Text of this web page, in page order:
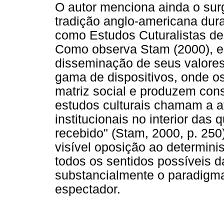
O autor menciona ainda o
tradição anglo-americana
como Estudos Cuturalistas
Como observa Stam (2000),
disseminação de seus
gama de dispositivos, onde
matriz social e produzem
estudos culturais chamam a
institucionais no interior das
recebido" (Stam, 2000, p.
visível oposição ao
todos os sentidos possíveis
substancialmente o
espectador.